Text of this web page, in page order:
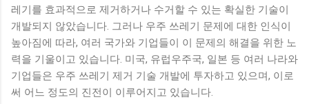
레기를 효과적으로 제거하거나 수거할 수 있는 확실한 기술이
개발되지 않았습니다. 그러나 우주 쓰레기 문제에 대한 인식이
높아짐에 따라, 여러 국가와 기업들이 이 문제의 해결을 위한 노
력을 기울이고 있습니다. 미국, 유럽우주국, 일본 등 여러 나라와
기업들은 우주 쓰레기 제거 기술 개발에 투자하고 있으며, 이로
써 어느 정도의 진전이 이루어지고 있습니다.